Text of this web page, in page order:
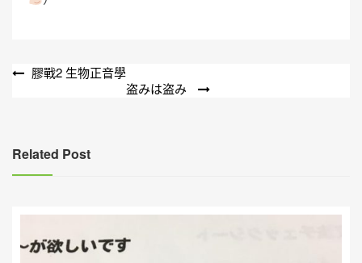
文
覽
膠戰2 生物正音學
盗みは盗み
Related Post